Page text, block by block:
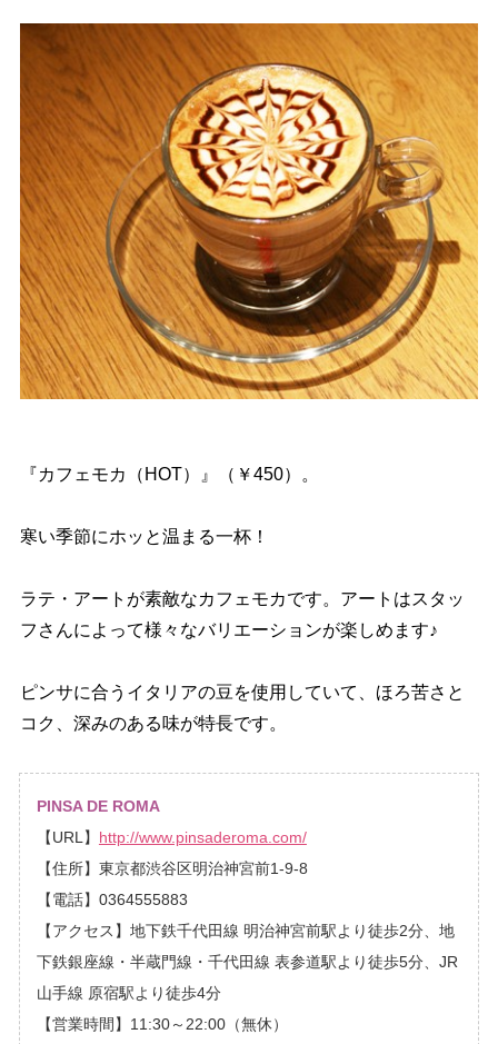
『カフェモカ（HOT）』（￥450）。
寒い季節にホッと温まる一杯！
ラテ・アートが素敵なカフェモカです。アートはスタッ
フさんによって様々なバリエーションが楽しめます♪
ピンサに合うイタリアの豆を使用していて、ほろ苦さと
コク、深みのある味が特長です。
PINSA DE ROMA
【URL】 http://www.pinsaderoma.com/
【住所】東京都渋谷区明治神宮前1-9-8
【電話】0364555883
【アクセス】地下鉄千代田線 明治神宮前駅より徒歩2分、地
下鉄銀座線・半蔵門線・千代田線 表参道駅より徒歩5分、JR
山手線 原宿駅より徒歩4分
【営業時間】11:30～22:00（無休）